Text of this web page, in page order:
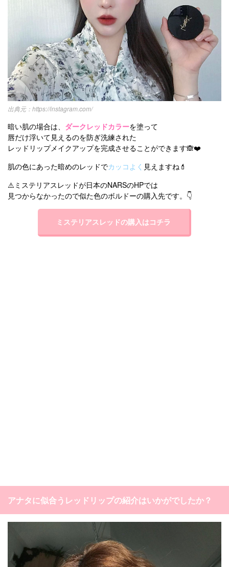
https://instagram.com/
暗い肌の場合は、 ダークレッドカラーを塗って
唇だけ浮いて見えるのを防ぎ洗練された
レッドリップメイクアップを完成させることができます🙈❤️
肌の色にあった暗めのレッドでカッコよく 見えますね💄
⚠️ミステリアスレッドが日本のNARSのHPでは
見つからなかったので似た色のボルドーの購入先です。👇
ミステリアスレッドの購入はコチラ
アナタに似合うレッドリップの紹介はいかがでしたか？